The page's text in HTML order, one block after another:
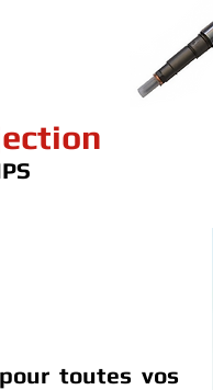
toutes vos